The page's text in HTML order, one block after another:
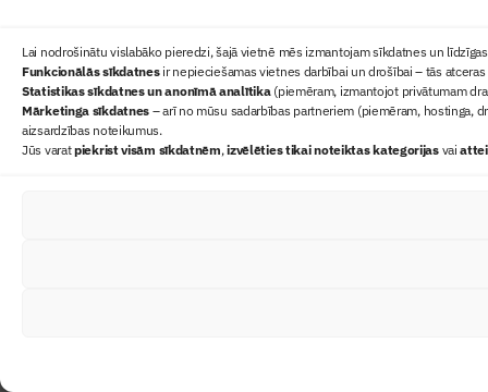
Lai nodrošinātu vislabāko pieredzi, šajā vietnē mēs izmantojam sīkdatnes un
Funkcionālās sīkdatnesir nepieciešamas vietnes darbībai un drošībai – tās
Statistikas sīkdatnes un anonīmā analītika(piemēram, izmantojot privātumam
Mārketinga sīkdatnes – arī no mūsu sadarbības partneriem (piemēram, hostinga,
aizsardzības noteikumus.
Jūs varatpiekrist visām sīkdatnēm,izvēlēties tikai noteiktas kategorijasvai